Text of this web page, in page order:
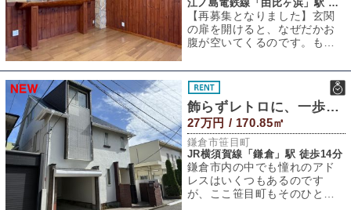
江ノ島電鉄線「由比ヶ浜」駅 徒歩5分
【再募集となりました】玄関
の扉を開けると、なぜだかお
腹が空いてくるのです。もち
わけではありませ
飾らずレトロに、一歩目を
27万円 / 170.85㎡
鎌倉市笹目町
JR横須賀線「鎌倉」駅 徒歩14分
鎌倉市内の中でも憧れのアド
レスはいくつもあるのです
が、ここ笹目町もそのひと